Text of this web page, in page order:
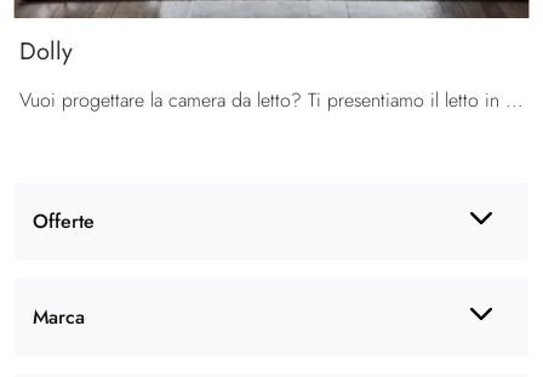
Offerte
Marca
Dolly
Vuoi progettare la camera da letto? Ti presentiamo il letto in tessuto Dolly di Calligaris per spazi moderni.